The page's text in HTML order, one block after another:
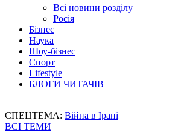
Всі новини розділу
Росія
Бізнес
Наука
Шоу-бізнес
Спорт
Lifestyle
БЛОГИ ЧИТАЧІВ
СПЕЦТЕМА: Війна в Ірані
ВСІ ТЕМИ